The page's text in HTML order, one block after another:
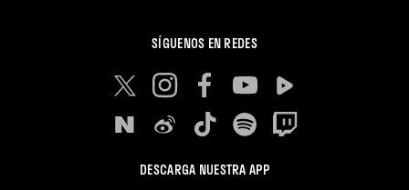
SÍGUENOS EN REDES
DESCARGA NUESTRA APP